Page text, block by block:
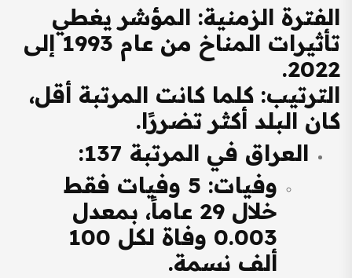
الفترة الزمنية: المؤشر يغطي
تأثيرات المناخ من عام 1993 إلى
2022.
الترتيب: كلما كانت المرتبة أقل،
كان البلد أكثر تضررًا.
العراق في المرتبة 137
:
وفيات
: 5 وفيات فقط
خلال 29 عاماً، بمعدل
0.003 وفاة لكل 100
ألف نسمة.